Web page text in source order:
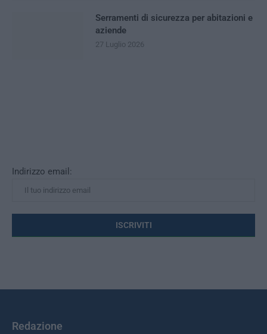
Indirizzo email:
Serramenti di sicurezza per abitazioni e
aziende
27 Luglio 2026
Redazione